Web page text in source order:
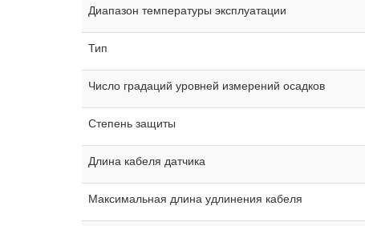
Диапазон температуры эксплуатации
Тип
Число градаций уровней измерений осадков
Степень защиты
Длина кабеля датчика
Максимальная длина удлинения кабеля